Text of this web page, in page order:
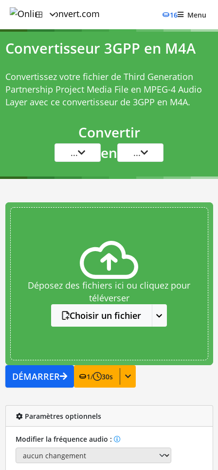
16 Menu
Convertisseur 3GPP en M4A
Convertissez votre fichier de Third Generation
Partnership Project Media File en MPEG-4 Audio
Layer avec ce convertisseur de 3GPP en M4A.
Convertir
... en ...
Déposez des fichiers ici ou cliquez pour
téléverser
Choisir un fichier
DÉMARRER 1/ 30s
Paramètres optionnels
Modifier la fréquence audio :